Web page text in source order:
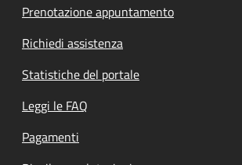
Prenotazione appuntamento
Richiedi assistenza
Statistiche del portale
Leggi le FAQ
Pagamenti